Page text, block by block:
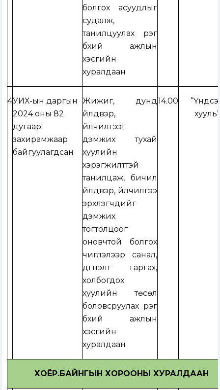
болгох асуудлыг
судалж,
танилцуулах үүрэг
бүхий ажлын
хэсгийн
хуралдаан
4УИХ-ын даргын
2024 оны 82
дугаар
захирамжаар
байгуулагдсан
Жижиг, дунд
үйлдвэр,
үйлчилгээг
дэмжих тухай
хуулийн
хэрэгжилттэй
танилцаж, бичил
үйлдвэр, үйлчилгээ
эрхлэгчдийг
дэмжих
тогтолцоог
оновчтой болгох
чиглэлээр санал,
дүгнэлт гаргах,
холбогдох
хуулийн төсөл
боловсруулах үүрэг
бүхий ажлын
хэсгийн
хуралдаан
14.00
хууль”
ХОЁР.БАЙНГЫН ХОРООНЫ ХУРАЛДААН